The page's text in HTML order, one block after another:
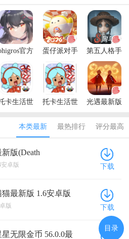
官方
蛋仔派对手
最新版本
第五人格手
游最新版本
卡生活世
版2026
托卡生活世
本2026(Toca
Life World)
光遇最新版
本类最新 最热排行 评分最高
版(Death
卓版
卓版 下载
最新版 1.6安卓版
版 下载
无限金币 56.0.0最
目录